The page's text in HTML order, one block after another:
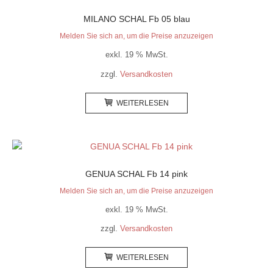
MILANO SCHAL Fb 05 blau
Melden Sie sich an, um die Preise anzuzeigen
exkl. 19 % MwSt.
zzgl. Versandkosten
WEITERLESEN
GENUA SCHAL Fb 14 pink
Melden Sie sich an, um die Preise anzuzeigen
exkl. 19 % MwSt.
zzgl. Versandkosten
WEITERLESEN